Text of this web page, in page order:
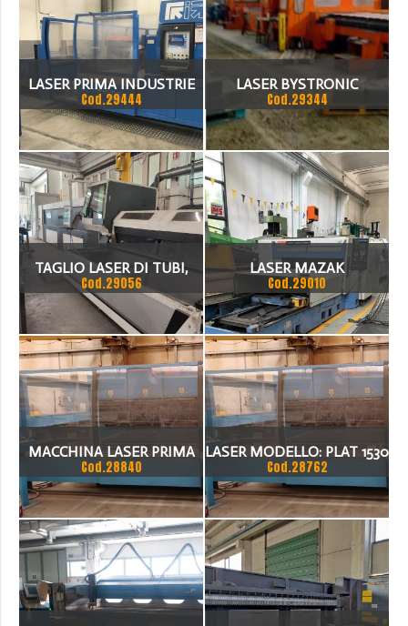
LASER PRIMA INDUSTRIE
Cod.29444
LASER BYSTRONIC
MODELLO BTL 3500
Cod.29344
TAGLIO LASER DI TUBI,
CARICO MANUALE,
MANDRINO FINO A 220
MM, BODOR
Cod.29056
LASER MAZAK
Cod.29010
MACCHINA LASER PRIMA
INDUSTRIE
Cod.28840
LASER MODELLO: PLAT 1530
Cod.28762